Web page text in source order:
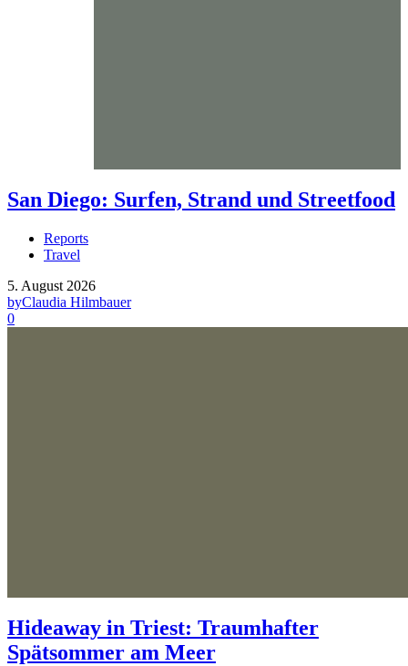
San Diego: Surfen, Strand und Streetfood
Reports
Travel
5. August 2026
byClaudia Hilmbauer
0
Hideaway in Triest: Traumhafter
Spätsommer am Meer